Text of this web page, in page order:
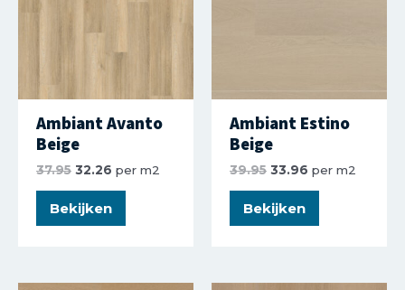
Ambiant Avanto
Beige
37.95 32.26 per m2
Bekijken
Ambiant Estino
Beige
39.95 33.96 per m2
Bekijken